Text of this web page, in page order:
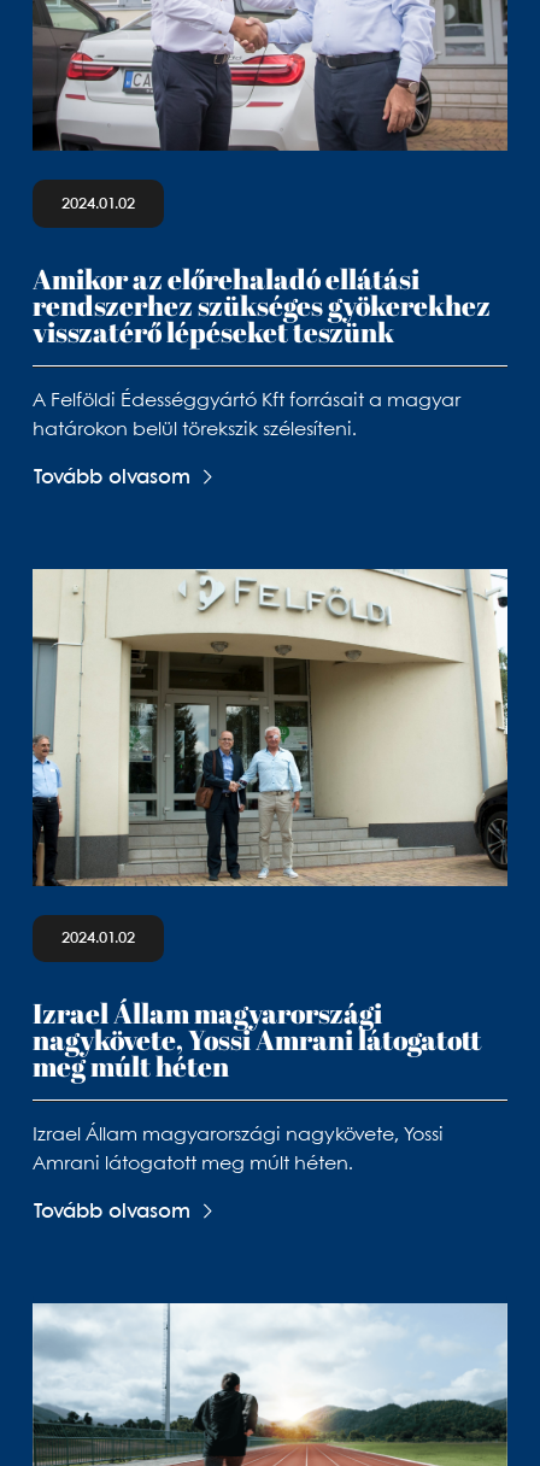
2024.01.02
Amikor az előrehaladó ellátási
rendszerhez szükséges gyökerekhez
visszatérő lépéseket teszünk
A Felföldi Édességgyártó Kft forrásait a magyar
határokon belül törekszik szélesíteni.
Tovább olvasom
2024.01.02
Izrael Állam magyarországi
nagykövete, Yossi Amrani látogatott
meg múlt héten
Izrael Állam magyarországi nagykövete, Yossi
Amrani látogatott meg múlt héten.
Tovább olvasom